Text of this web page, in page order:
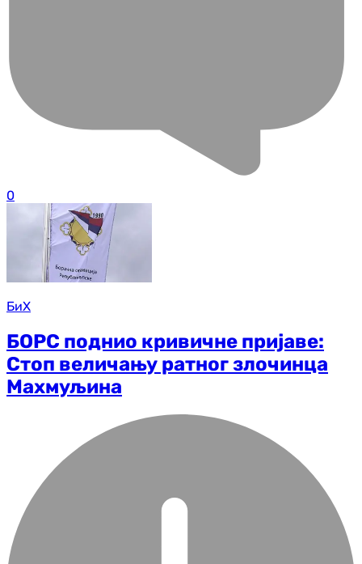
0
БиХ
БОРС поднио кривичне пријаве:
Стоп величању ратног злочинца
Махмуљина